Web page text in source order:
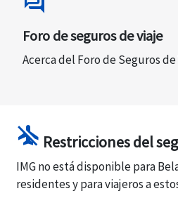
Foro de seguros de viaje
Acerca del Foro de Seguros de
airplanemode_inactive Restricciones del
IMG no está disponible para
residentes y para viajeros a